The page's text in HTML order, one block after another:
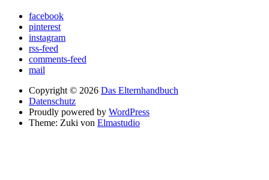
facebook
pinterest
instagram
rss-feed
comments-feed
mail
Copyright © 2026 Das Elternhandbuch
Datenschutz
Proudly powered by WordPress
Theme: Zuki von Elmastudio